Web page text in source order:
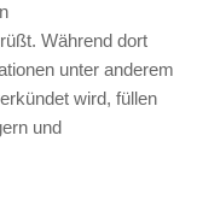
Während dort
unter anderem
wird, füllen
und